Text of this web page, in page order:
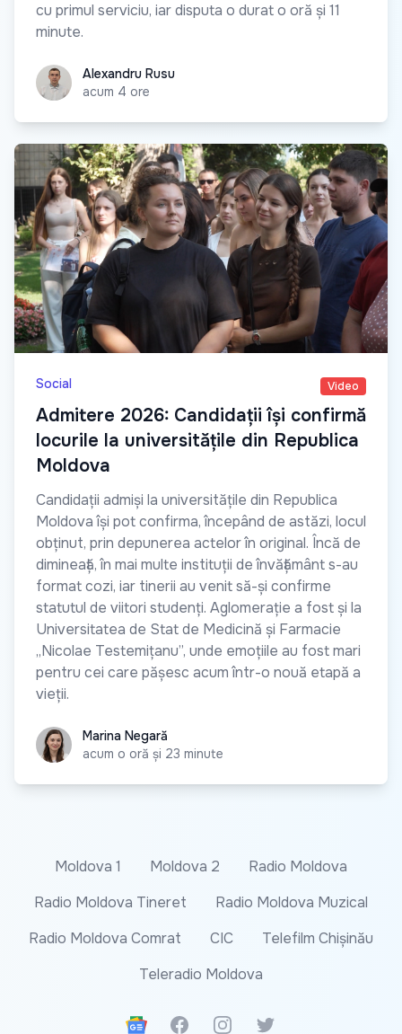
cu primul serviciu, iar disputa o durat o oră și 11
minute.
Alexandru Rusu
Alexandru Rusu
acum 4 ore
Social Video
Admitere 2026: Candidații își confirmă
locurile la universitățile din Republica
Moldova
Candidații admiși la universitățile din Republica
Moldova își pot confirma, începând de astăzi, locul
obținut, prin depunerea actelor în original. Încă de
dimineață, în mai multe instituții de învățământ s-au
format cozi, iar tinerii au venit să-și confirme
statutul de viitori studenți. Aglomerație a fost și la
Universitatea de Stat de Medicină și Farmacie
„Nicolae Testemițanu”, unde emoțiile au fost mari
pentru cei care pășesc acum într-o nouă etapă a
vieții.
Marina Negară
Marina Negară
acum o oră și 23 minute
Moldova 1 Moldova 2
Radio Moldova
Radio Moldova Tineret
Radio Moldova Muzical
Radio Moldova Comrat
CIC
Telefilm Chișinău
Teleradio Moldova
Google News
FacebookInstagramTwitter